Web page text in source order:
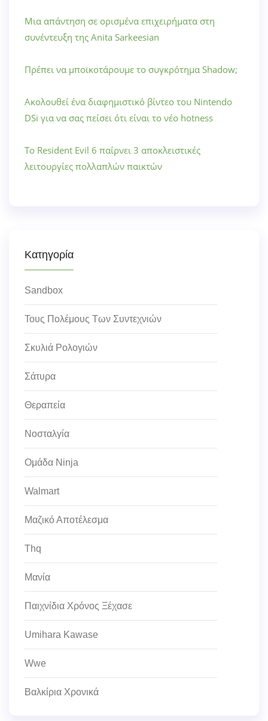
Μια απάντηση σε ορισμένα επιχειρήματα στη
συνέντευξη της Anita Sarkeesian
Πρέπει να μποϊκοτάρουμε το συγκρότημα Shadow;
Ακολουθεί ένα διαφημιστικό βίντεο του Nintendo
DSi για να σας πείσει ότι είναι το νέο hotness
Το Resident Evil 6 παίρνει 3 αποκλειστικές
λειτουργίες πολλαπλών παικτών
Κατηγορία
Sandbox
Τους Πολέμους Των Συντεχνιών
Σκυλιά Ρολογιών
Σάτυρα
Θεραπεία
Νοσταλγία
Ομάδα Ninja
Walmart
Μαζικό Αποτέλεσμα
Thq
Μανία
Παιχνίδια Χρόνος Ξέχασε
Umihara Kawase
Wwe
Βαλκίρια Χρονικά